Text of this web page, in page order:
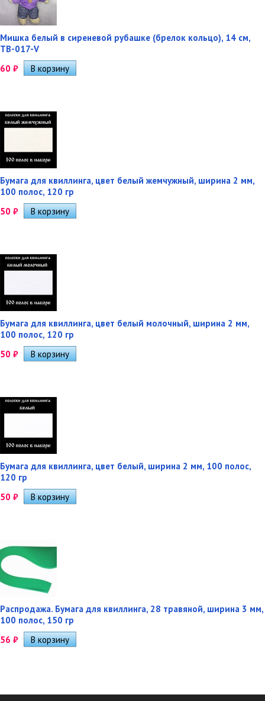
Мишка белый в сиреневой рубашке (брелок кольцо), 14 см,
TB-017-V
60 ₽
Бумага для квиллинга, цвет белый жемчужный, ширина 2 мм,
100 полос, 120 гр
50 ₽
Бумага для квиллинга, цвет белый молочный, ширина 2 мм,
100 полос, 120 гр
50 ₽
Бумага для квиллинга, цвет белый, ширина 2 мм, 100 полос,
120 гр
50 ₽
Распродажа. Бумага для квиллинга, 28 травяной, ширина 3 мм,
100 полос, 150 гр
56 ₽